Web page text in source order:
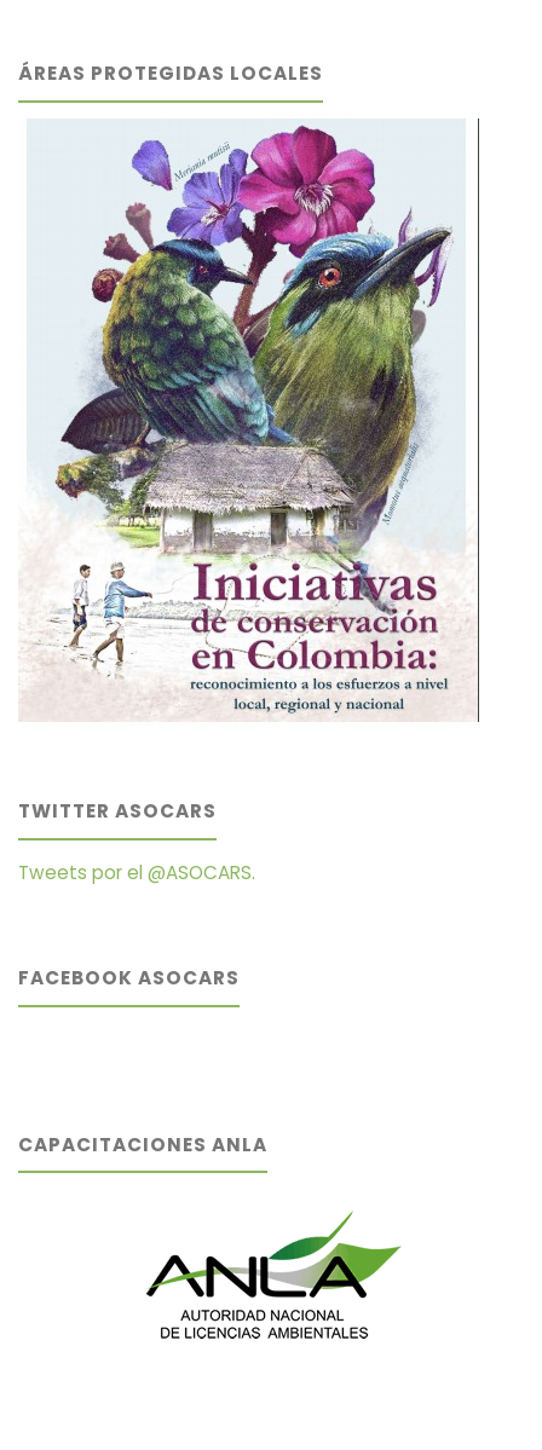
ÁREAS PROTEGIDAS LOCALES
TWITTER ASOCARS
Tweets por el @ASOCARS.
FACEBOOK ASOCARS
CAPACITACIONES ANLA